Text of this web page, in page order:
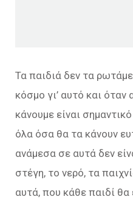
Τα παιδιά δεν τα
κόσμο γι’ αυτό και
κάνουμε είναι
όλα όσα θα τα κάνουν
ανάμεσα σε αυτά δεν
στέγη, το νερό, τα
αυτά, που κάθε παιδί